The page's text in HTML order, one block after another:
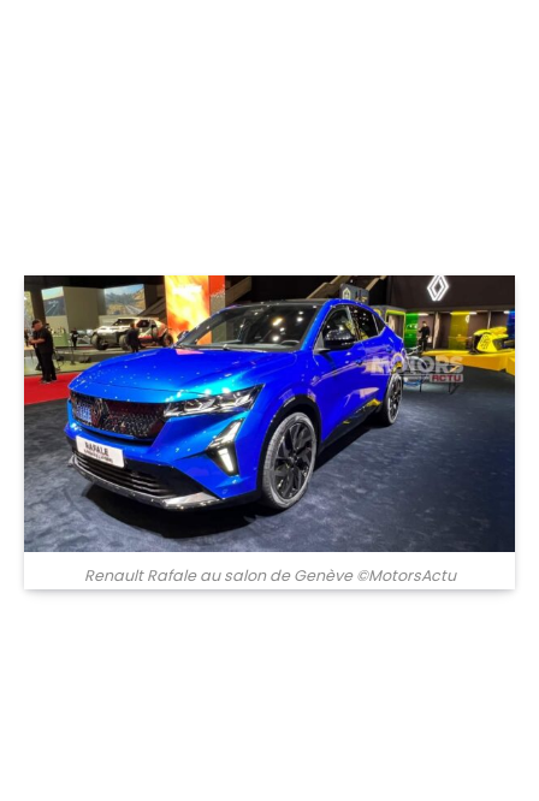
Renault Rafale au salon de Genève ©MotorsActu